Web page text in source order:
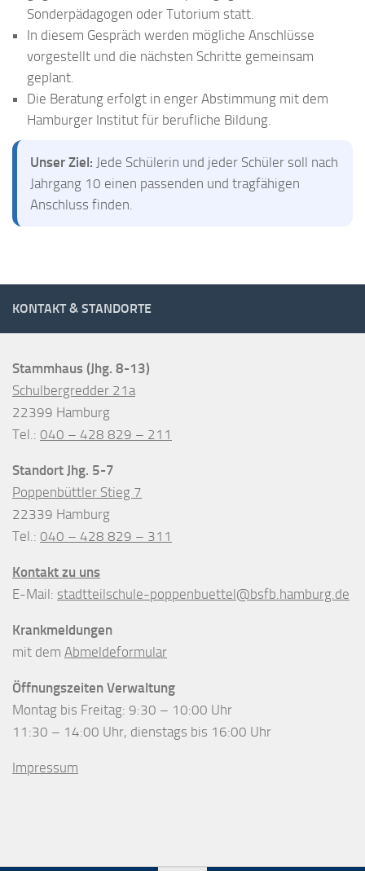
Sonderpädagogen oder Tutorium statt.
In diesem Gespräch werden mögliche Anschlüsse
vorgestellt und die nächsten Schritte gemeinsam
geplant.
Die Beratung erfolgt in enger Abstimmung mit dem
Hamburger Institut für berufliche Bildung.
Unser Ziel: Jede Schülerin und jeder Schüler soll nach
Jahrgang 10 einen passenden und tragfähigen
Anschluss finden.
KONTAKT & STANDORTE
Stammhaus (Jhg. 8-13)
Schulbergredder 21a
22399 Hamburg
Tel.: 040 – 428 829 – 211
Standort Jhg. 5-7
Poppenbüttler Stieg 7
22339 Hamburg
Tel.: 040 – 428 829 – 311
Kontakt zu uns
E-Mail: stadtteilschule-poppenbuettel@bsfb.hamburg.de
Krankmeldungen
mit dem Abmeldeformular
Öffnungszeiten Verwaltung
Montag bis Freitag: 9:30 – 10:00 Uhr
11:30 – 14:00 Uhr, dienstags bis 16:00 Uhr
Impressum